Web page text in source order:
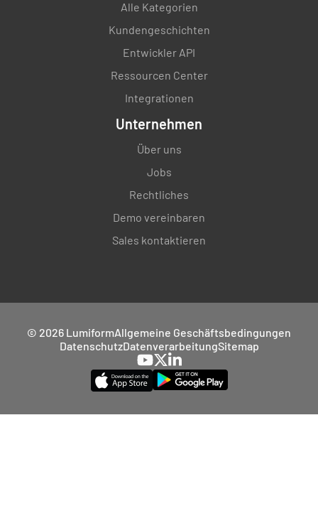
Alle Kategorien
Kundengeschichten
Entwickler API
Ressourcen Center
Integrationen
Unternehmen
Über uns
Jobs
Rechtliches
Demo vereinbaren
Sales kontaktieren
© 2026 LumiformAllgemeine Geschäftsbedingungen
DatenschutzDatenverarbeitungSitemap